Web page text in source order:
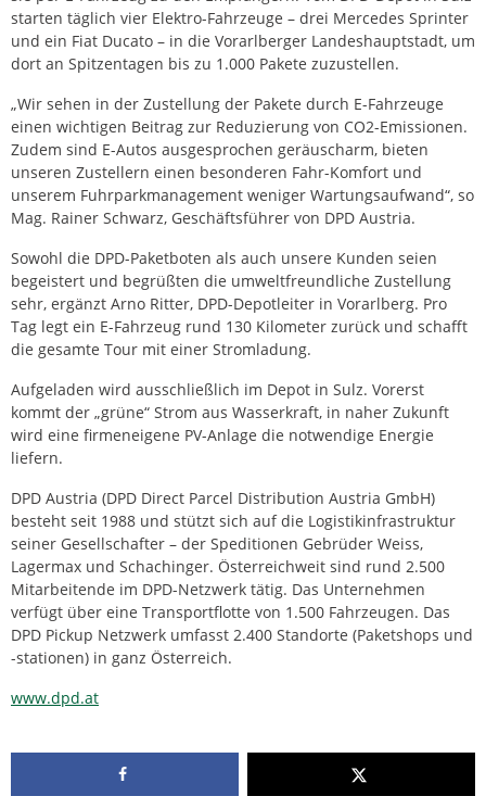
starten täglich vier Elektro-Fahrzeuge – drei Mercedes Sprinter
und ein Fiat Ducato – in die Vorarlberger Landeshauptstadt, um
dort an Spitzentagen bis zu 1.000 Pakete zuzustellen.
„Wir sehen in der Zustellung der Pakete durch E-Fahrzeuge
einen wichtigen Beitrag zur Reduzierung von CO2-Emissionen.
Zudem sind E-Autos ausgesprochen geräuscharm, bieten
unseren Zustellern einen besonderen Fahr-Komfort und
unserem Fuhrparkmanagement weniger Wartungsaufwand“, so
Mag. Rainer Schwarz, Geschäftsführer von DPD Austria.
Sowohl die DPD-Paketboten als auch unsere Kunden seien
begeistert und begrüßten die umweltfreundliche Zustellung
sehr, ergänzt Arno Ritter, DPD-Depotleiter in Vorarlberg. Pro
Tag legt ein E-Fahrzeug rund 130 Kilometer zurück und schafft
die gesamte Tour mit einer Stromladung.
Aufgeladen wird ausschließlich im Depot in Sulz. Vorerst
kommt der „grüne“ Strom aus Wasserkraft, in naher Zukunft
wird eine firmeneigene PV-Anlage die notwendige Energie
liefern.
DPD Austria (DPD Direct Parcel Distribution Austria GmbH)
besteht seit 1988 und stützt sich auf die Logistikinfrastruktur
seiner Gesellschafter – der Speditionen Gebrüder Weiss,
Lagermax und Schachinger. Österreichweit sind rund 2.500
Mitarbeitende im DPD-Netzwerk tätig. Das Unternehmen
verfügt über eine Transportflotte von 1.500 Fahrzeugen. Das
DPD Pickup Netzwerk umfasst 2.400 Standorte (Paketshops und
-stationen) in ganz Österreich.
www.dpd.at